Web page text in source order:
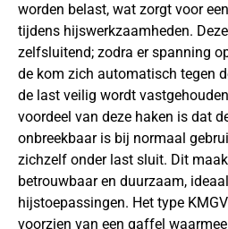
worden belast, wat zorgt voor
tijdens hijswerkzaamheden.
zelfsluitend; zodra er spanning
de kom zich automatisch tegen
de last veilig wordt
voordeel van deze haken is dat
onbreekbaar is bij normaal
zichzelf onder last sluit. Dit
betrouwbaar en duurzaam,
hijstoepassingen. Het type
voorzien van een gaffel